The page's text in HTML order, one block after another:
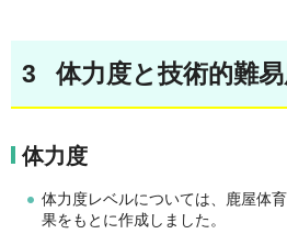
3 体力度と技術的難
体力度
体力度レベルについては、鹿屋体
果をもとに作成しました。